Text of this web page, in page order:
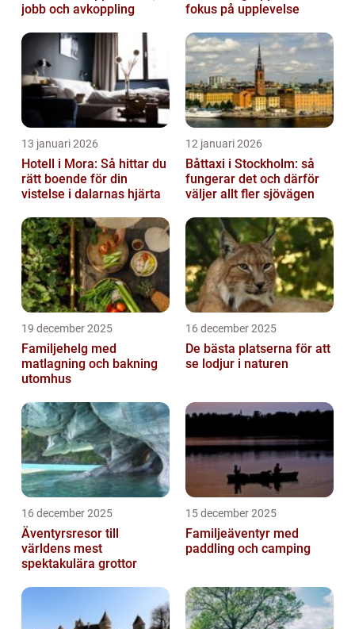
jobb och avkoppling
fokus på upplevelse
13 januari 2026
Hotell i Mora: Så hittar du
rätt boende för din
vistelse i dalarnas hjärta
12 januari 2026
Båttaxi i Stockholm: så
fungerar det och därför
väljer allt fler sjövägen
19 december 2025
Familjehelg med
matlagning och bakning
utomhus
16 december 2025
De bästa platserna för att
se lodjur i naturen
16 december 2025
Äventyrsresor till
världens mest
spektakulära grottor
15 december 2025
Familjeäventyr med
paddling och camping